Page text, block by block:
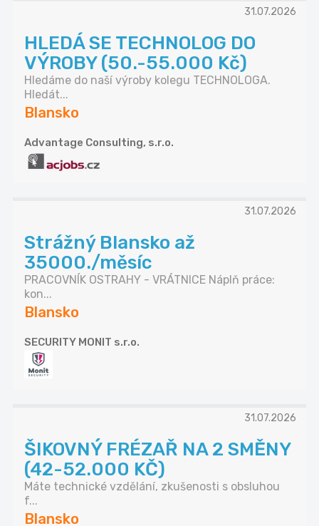
31.07.2026
HLEDÁ SE TECHNOLOG DO
VÝROBY (50.-55.000 Kč)
Hledáme do naší výroby kolegu TECHNOLOGA.
Hledát...
Blansko
Advantage Consulting, s.r.o.
31.07.2026
Strážný Blansko až
35000./měsíc
PRACOVNÍK OSTRAHY - VRÁTNICE Náplň práce:
kon...
Blansko
SECURITY MONIT s.r.o.
31.07.2026
ŠIKOVNÝ FRÉZAŘ NA 2 SMĚNY
(42-52.000 KČ)
Máte technické vzdělání, zkušenosti s obsluhou
f...
Blansko